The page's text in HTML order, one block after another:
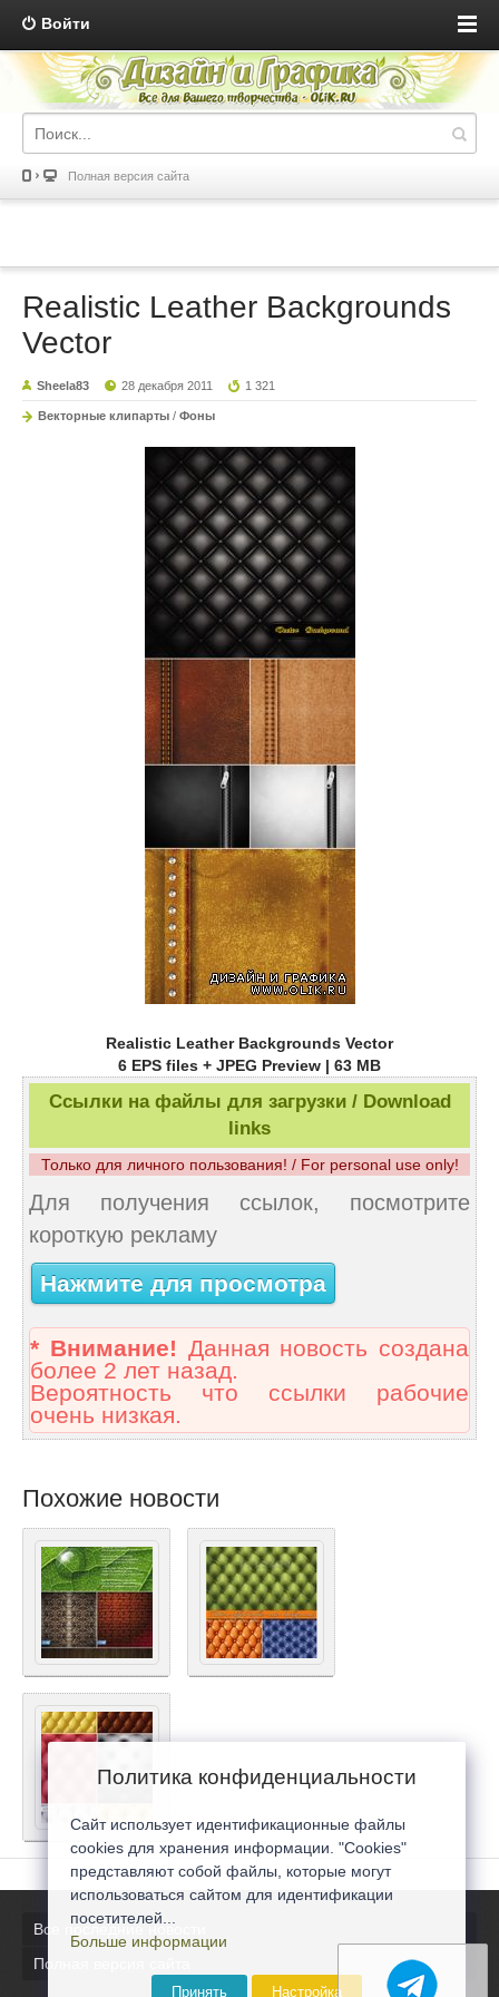
Войти
Полная версия сайта
Realistic Leather Backgrounds
Vector
Sheela83 28 декабря 2011 1 321
Векторные клипарты / Фоны
Realistic Leather Backgrounds Vector
6 EPS files + JPEG Preview | 63 MB
Ссылки на файлы для загрузки / Download
links
Только для личного пользования! / For personal use only!
Для получения ссылок, посмотрите
короткую рекламу
Нажмите для просмотра
* Внимание! Данная новость создана
более 2 лет назад.
Вероятность что ссылки рабочие
очень низкая.
Похожие новости
Все последние новости
Полная версия сайта
Политика конфиденциальности
Сайт использует идентификационные файлы
cookies для хранения информации. "Cookies"
представляют собой файлы, которые могут
использоваться сайтом для идентификации
посетителей...
Больше информации
Принять Настройка